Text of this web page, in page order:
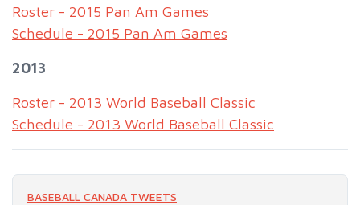
Roster - 2015 Pan Am Games
Schedule - 2015 Pan Am Games
2013
Roster - 2013 World Baseball Classic
Schedule - 2013 World Baseball Classic
BASEBALL CANADA TWEETS